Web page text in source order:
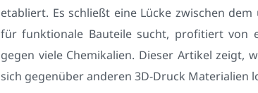
etabliert. Es schließt eine Lücke zwischen
für funktionale Bauteile sucht, profitiert von
gegen viele Chemikalien. Dieser Artikel zeigt,
sich gegenüber anderen 3D-Druck Materialien